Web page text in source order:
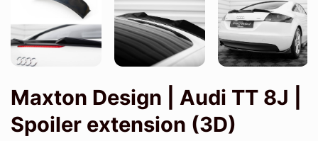
Maxton Design | Audi TT 8J |
Spoiler extension (3D)